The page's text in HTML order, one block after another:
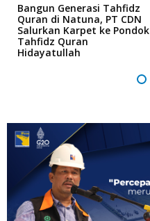
Bangun Generasi Tahfidz
Quran di Natuna, PT CDN
Salurkan Karpet ke Pondok
Tahfidz Quran
Hidayatullah